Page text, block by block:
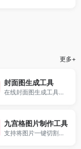
更多+
封面图生成工具
在线封面图生成工具，支持自定义标题、作者、日期与配色，一键生成博客或公众号封面图，导出高清 PNG/JPG 图片，免费使用！
九宫格图片制作工具
支持将图片一键切割成九宫格，适用于微信朋友圈拼图、小红书分享发布，在线生成高清图片无需下载软件。